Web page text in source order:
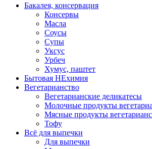
Бакалея, консервация
Консервы
Масла
Соусы
Супы
Уксус
Урбеч
Хумус, паштет
Бытовая НЕхимия
Вегетарианство
Вегетарианские деликатесы
Молочные продукты
Мясные продукты
Тофу
Всё для выпечки
Для выпечки